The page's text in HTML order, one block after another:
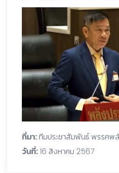
ที่มา:ทีมประชาสัมพันธ์ พรรคพ
วันที่:16 สิงหาคม 2567